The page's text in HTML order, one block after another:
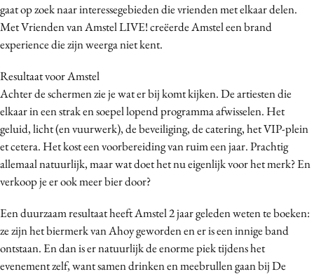
Purpose Marketing
Reputatie & crisis
gaat op zoek naar interessegebieden die vrienden met elkaar delen.
Met Vrienden van Amstel LIVE! creëerde Amstel een brand
experience die zijn weerga niet kent.
Resultaat voor Amstel
Achter de schermen zie je wat er bij komt kijken. De artiesten die
elkaar in een strak en soepel lopend programma afwisselen. Het
geluid, licht (en vuurwerk), de beveiliging, de catering, het VIP-plein
et cetera. Het kost een voorbereiding van ruim een jaar. Prachtig
allemaal natuurlijk, maar wat doet het nu eigenlijk voor het merk? En
verkoop je er ook meer bier door?
Een duurzaam resultaat heeft Amstel 2 jaar geleden weten te boeken:
ze zijn het biermerk van Ahoy geworden en er is een innige band
ontstaan. En dan is er natuurlijk de enorme piek tijdens het
evenement zelf, want samen drinken en meebrullen gaan bij De